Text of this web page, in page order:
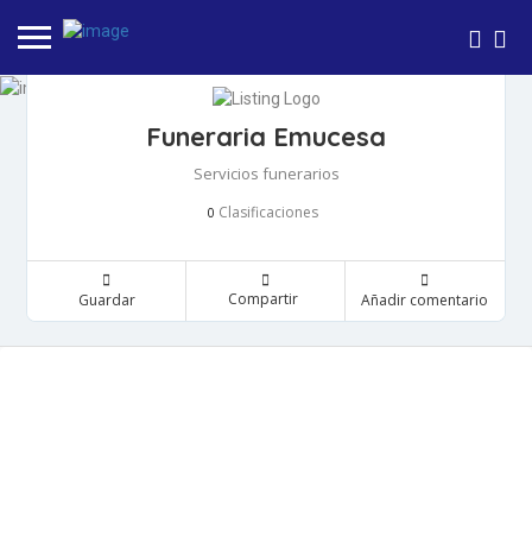
Funeraria Emucesa
Servicios funerarios
0 Clasificaciones
Guardar Compartir Añadir comentario